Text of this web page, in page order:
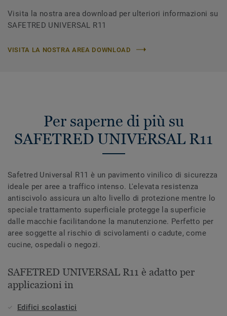
Visita la nostra area download per ulteriori informazioni su
SAFETRED UNIVERSAL R11
VISITA LA NOSTRA AREA DOWNLOAD
Per saperne di più su
SAFETRED UNIVERSAL R11
Safetred Universal R11 è un pavimento vinilico di sicurezza
ideale per aree a traffico intenso. L'elevata resistenza
antiscivolo assicura un alto livello di protezione mentre lo
speciale trattamento superficiale protegge la superficie
dalle macchie facilitandone la manutenzione. Perfetto per
aree soggette al rischio di scivolamenti o cadute, come
cucine, ospedali o negozi.
SAFETRED UNIVERSAL R11 è adatto per
applicazioni in
Edifici scolastici